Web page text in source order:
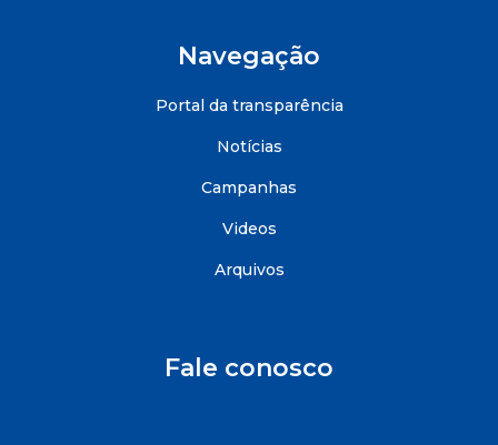
Navegação
Portal da transparência
Notícias
Campanhas
Videos
Arquivos
Fale conosco